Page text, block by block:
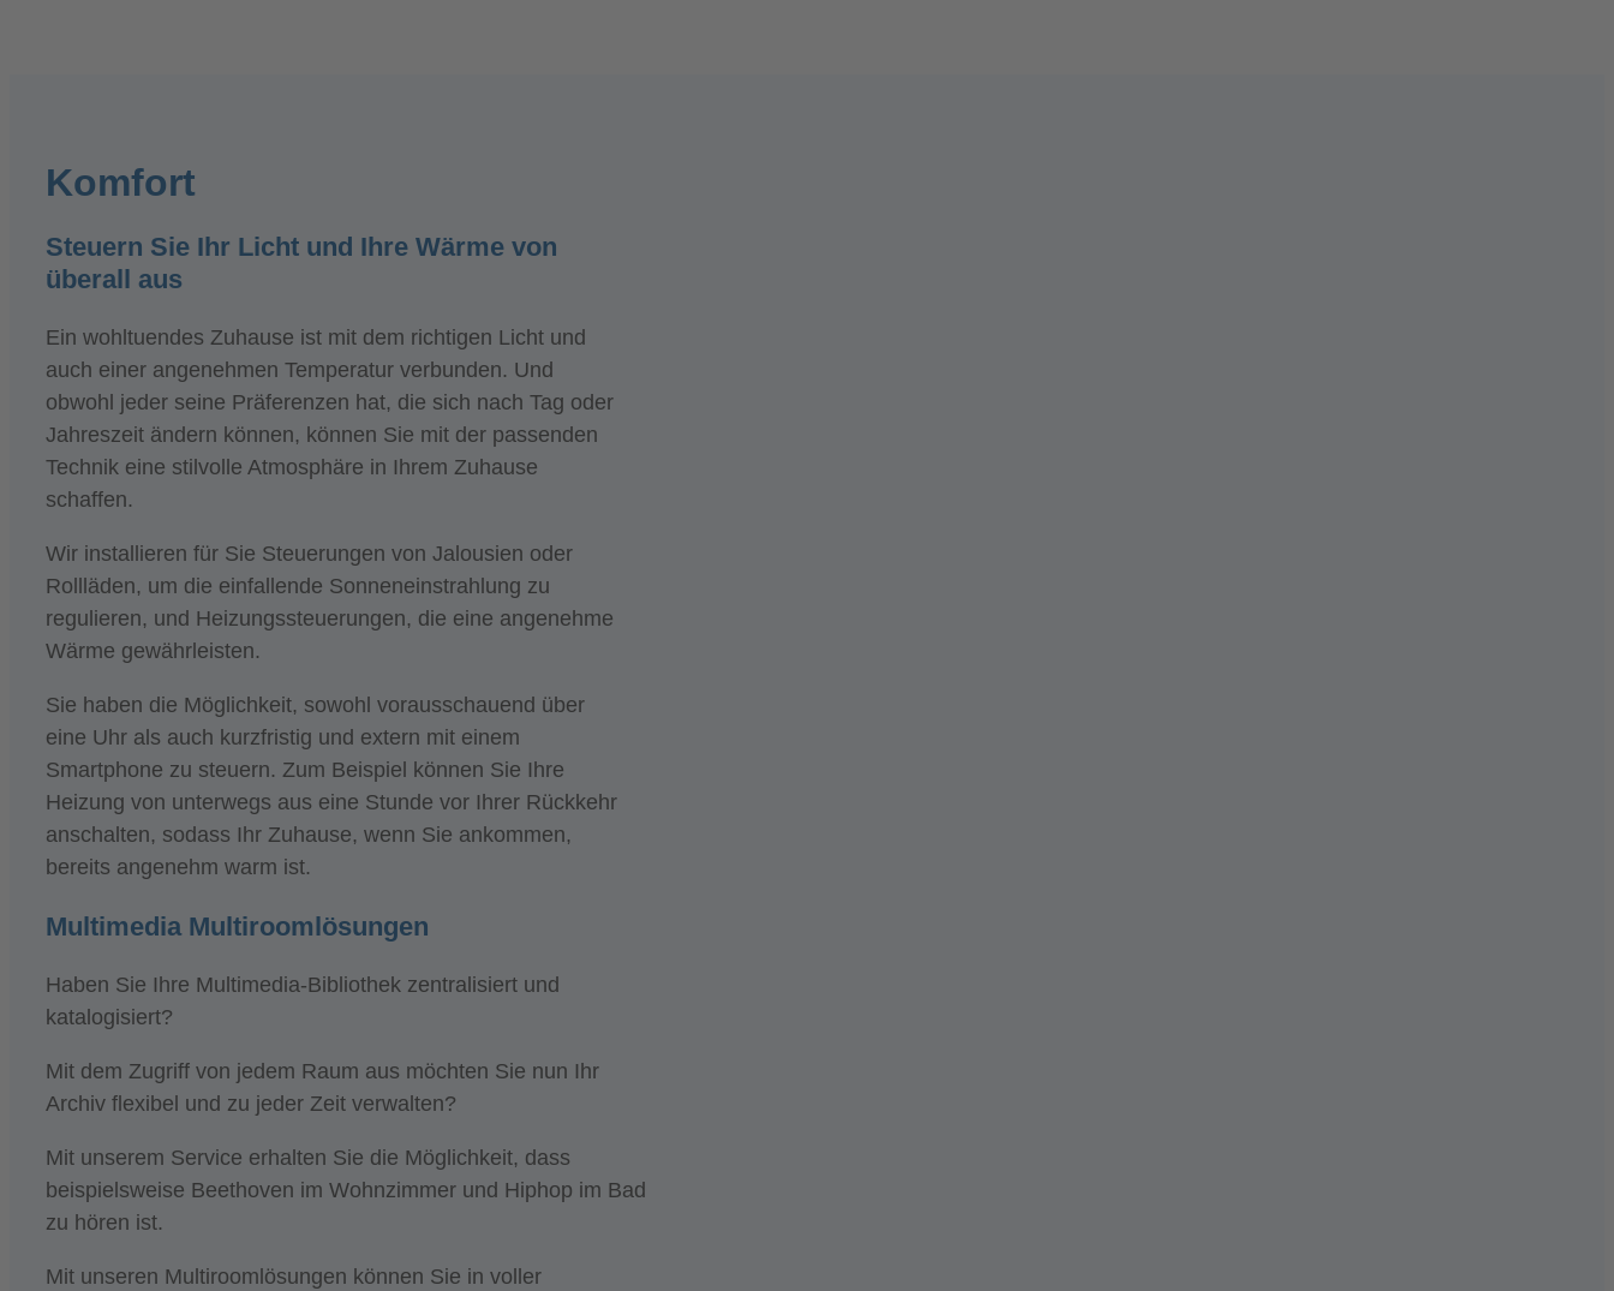
Komfort
Steuern Sie Ihr Licht und Ihre Wärme von
überall aus
Ein wohltuendes Zuhause ist mit dem richtigen Licht und
auch einer angenehmen Temperatur verbunden. Und
obwohl jeder seine Präferenzen hat, die sich nach Tag oder
Jahreszeit ändern können, können Sie mit der passenden
Technik eine stilvolle Atmosphäre in Ihrem Zuhause
schaffen.
Wir installieren für Sie Steuerungen von Jalousien oder
Rollläden, um die einfallende Sonneneinstrahlung zu
regulieren, und Heizungssteuerungen, die eine angenehme
Wärme gewährleisten.
Sie haben die Möglichkeit, sowohl vorausschauend über
eine Uhr als auch kurzfristig und extern mit einem
Smartphone zu steuern. Zum Beispiel können Sie Ihre
Heizung von unterwegs aus eine Stunde vor Ihrer Rückkehr
anschalten, sodass Ihr Zuhause, wenn Sie ankommen,
bereits angenehm warm ist.
Multimedia Multiroomlösungen
Haben Sie Ihre Multimedia-Bibliothek zentralisiert und
katalogisiert?
Mit dem Zugriff von jedem Raum aus möchten Sie nun Ihr
Archiv flexibel und zu jeder Zeit verwalten?
Mit unserem Service erhalten Sie die Möglichkeit, dass
beispielsweise Beethoven im Wohnzimmer und Hiphop im Bad
zu hören ist.
Mit unseren Multiroomlösungen können Sie in voller